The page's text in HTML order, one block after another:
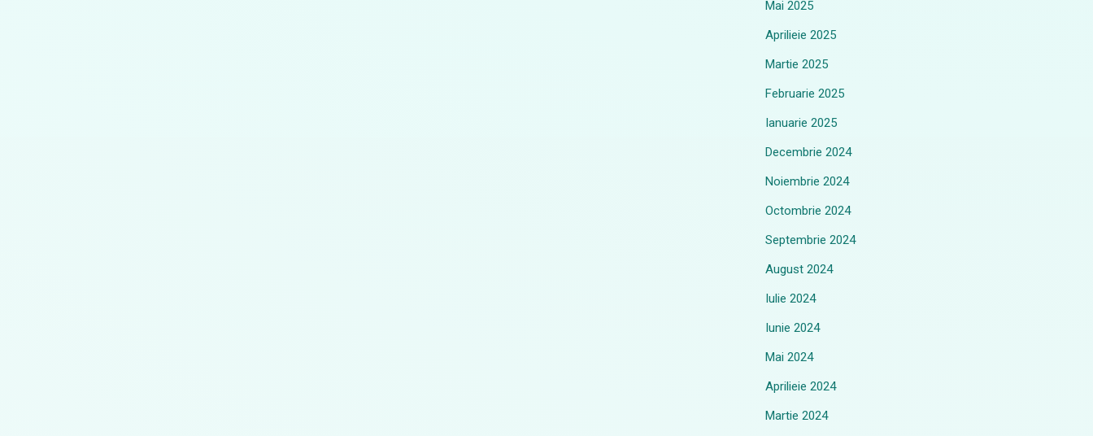
Mai 2025
Aprilieie 2025
Martie 2025
Februarie 2025
Ianuarie 2025
Decembrie 2024
Noiembrie 2024
Octombrie 2024
Septembrie 2024
August 2024
Iulie 2024
Iunie 2024
Mai 2024
Aprilieie 2024
Martie 2024